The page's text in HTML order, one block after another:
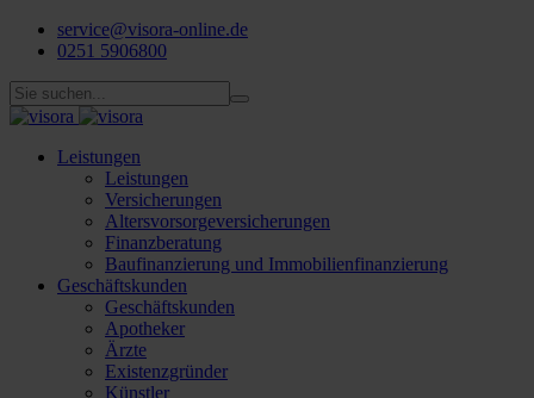
service@visora-online.de
0251 5906800
Leistungen
Leistungen
Versicherungen
Altersvorsorgeversicherungen
Finanzberatung
Baufinanzierung und Immobilienfinanzierung
Geschäftskunden
Geschäftskunden
Apotheker
Ärzte
Existenzgründer
Künstler